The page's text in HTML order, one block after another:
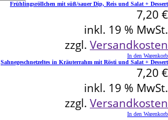
Frühlingsröllchen mit süß/sauer Dip, Reis und Salat + Dessert
7,20 €
inkl. 19 % MwSt.
zzgl. Versandkosten
In den Warenkorb
Sahnegeschnetzeltes in Kräuterrahm mit Rösti und Salat + Dessert
7,20 €
inkl. 19 % MwSt.
zzgl. Versandkosten
In den Warenkorb